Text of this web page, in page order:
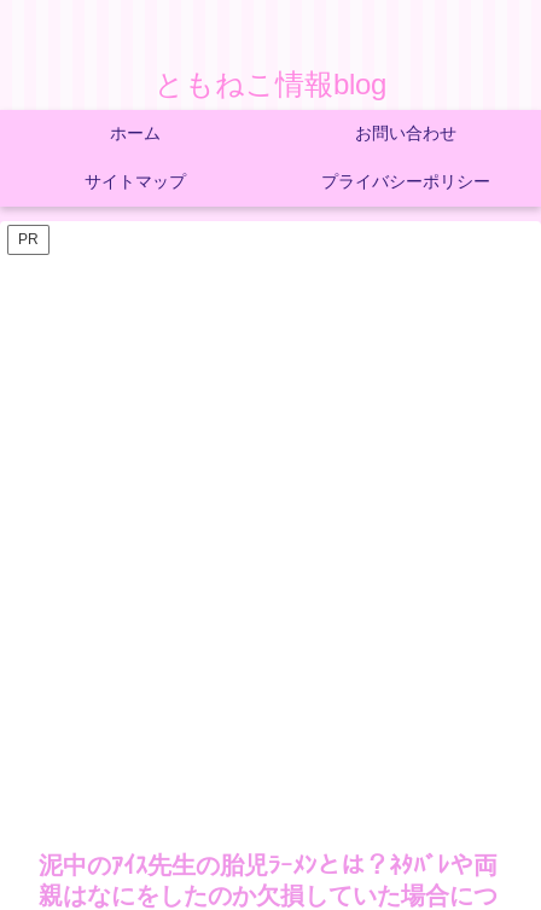
ともねこ情報blog
ホーム お問い合わせ
サイトマップ プライバシーポリシー
PR
泥中のｱｲｽ先生の胎児ﾗｰﾒﾝとは？ﾈﾀﾊﾞﾚや両
親はなにをしたのか欠損していた場合につ